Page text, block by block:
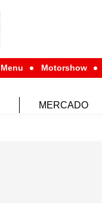
Menu Motorshow
MERCADO